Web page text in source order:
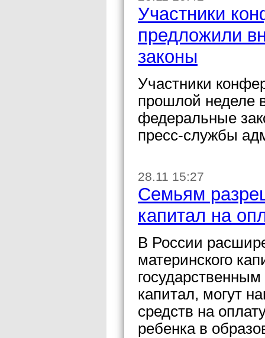
Участники
предложили
законы
Участники
прошлой неделе
федеральные
пресс-службы
28.11 15:27
Семьям
капитал на
В России
материнского
капитал, могут
средств на
ребенка в